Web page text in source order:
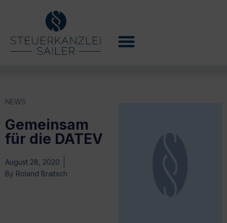
NEWS
Gemeinsam
für die DATEV
August 28, 2020
By Roland Braitsch